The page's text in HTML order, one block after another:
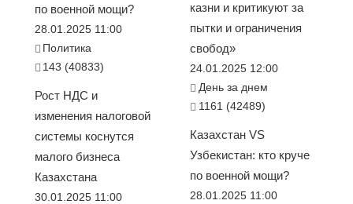
по военной мощи?
28.01.2025 11:00
Политика
143 (40833)
Рост НДС и
изменения налоговой
системы коснутся
малого бизнеса
Казахстана
30.01.2025 11:00
казни и критикуют за
пытки и ограничения
свобод»
24.01.2025 12:00
День за днем
1161 (42489)
Казахстан VS
Узбекистан: кто круче
по военной мощи?
28.01.2025 11:00